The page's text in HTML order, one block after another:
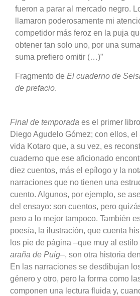
fueron a parar al mercado negro.
llamaron poderosamente mi
competidor más feroz en la puja
obtener tan solo uno, por una
suma prefiero omitir (…)”
Fragmento de El cuaderno de
de prefacio.
Final de temporada es el primer
Diego Agudelo Gómez; con ellos,
vida Kotaro que, a su vez, es
cuaderno que ese aficionado
diez cuentos, más el epílogo y la
narraciones que no tienen una
cuento. Algunos, por ejemplo, se
del ensayo: son cuentos, pero
pero a lo mejor tampoco. También
poesía, la ilustración, que cuenta
los pie de página –que muy al estilo
araña de Puig–, son otra historia
En las narraciones se desdibujan
género y otro, pero la forma como
componen una lectura fluida y,